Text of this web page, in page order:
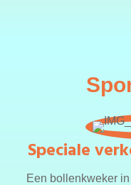
Speciale
Een bollenkweker